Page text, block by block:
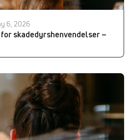
6, 2026
skadedyrshenvendelser –